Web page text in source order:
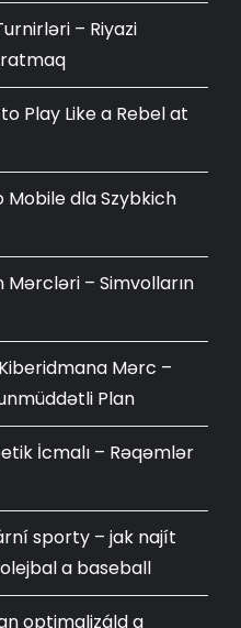
– Riyazi
Play Like a Rebel at
Mobile dla Szybkich
– Simvolların
Mərc –
Plan
İcmalı – Rəqəmlər
sporty – jak najít
a baseball
optimalizáld a